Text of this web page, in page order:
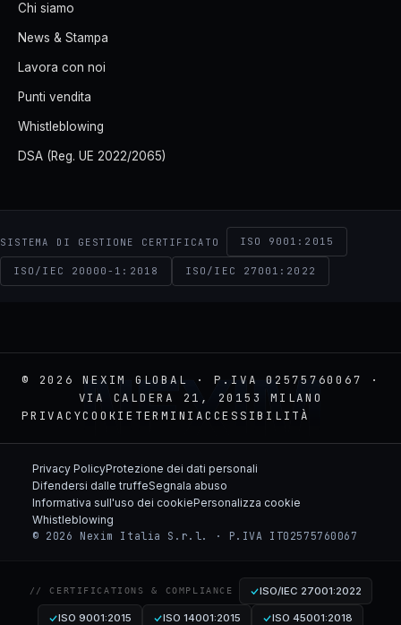
Chi siamo
News & Stampa
Lavora con noi
Punti vendita
Whistleblowing
DSA (Reg. UE 2022/2065)
SISTEMA DI GESTIONE CERTIFICATO ISO 9001:2015
ISO/IEC 20000-1:2018 ISO/IEC 27001:2022
© 2026 NEXIM GLOBAL · P.IVA 02575760067 ·
VIA CALDERA 21, 20153 MILANO
PRIVACYCOOKIE TERMINI ACCESSIBILITÀ
NEXIM
Privacy PolicyProtezione dei dati personali
Difendersi dalle truffeSegnala abuso
Informativa sull'uso dei cookiePersonalizza cookie
Whistleblowing
© 2026 Nexim Italia S.r.l. · P.IVA IT02575760067
// CERTIFICATIONS & COMPLIANCE ISO/IEC 27001:2022
ISO 9001:2015 ISO 14001:2015 ISO 45001:2018